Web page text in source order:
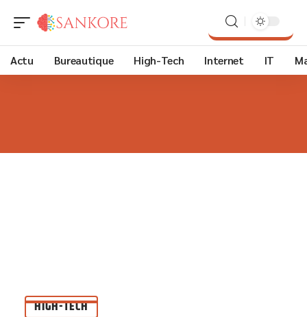
Actu Bureautique High-Tech Internet IT
HIGH-TECH